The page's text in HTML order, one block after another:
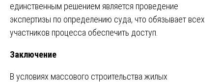
единственным решением является проведение
экспертизы по определению суда, что обязывает всех
участников процесса обеспечить доступ.
Заключение
В условиях массового строительства жилых